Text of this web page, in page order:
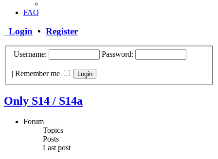
FAQ
Login • Register
Username: Password:
| Remember me
Only S14 / S14a
Forum
Topics
Posts
Last post